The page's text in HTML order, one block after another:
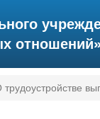
трудоустройстве